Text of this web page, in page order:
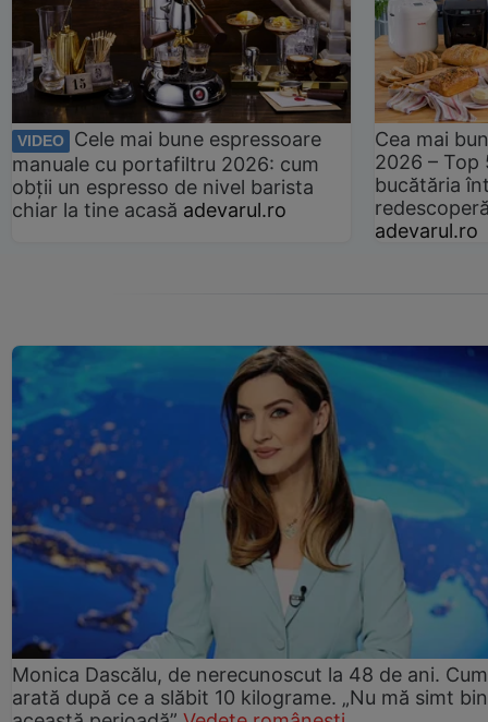
VIDEO
Cele mai bune espressoare
manuale cu portafiltru 2026: cum
obții un espresso de nivel barista
chiar la tine acasă adevarul.ro
Cea mai
2026 –
bucătăria
adevarul.ro
Monica Dascălu, de nerecunoscut la 48 de ani. Cum
arată după ce a slăbit 10 kilograme. „Nu mă simt